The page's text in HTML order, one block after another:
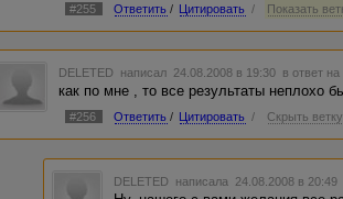
#255 Ответить / Цитировать / Показать
DELETED написал 24.08.2008 в 19:30 в ответ
как по мне , то все результаты неплохо
#256 Ответить / Цитировать / Скрыть ветку
DELETED написала 24.08.2008 в